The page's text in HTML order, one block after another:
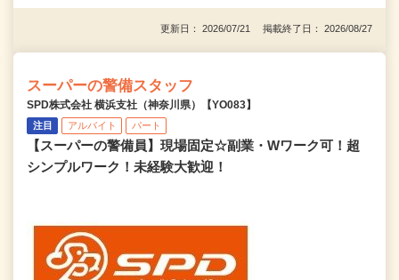
更新日： 2026/07/21 掲載終了日： 2026/08/27
スーパーの警備スタッフ
SPD株式会社 横浜支社（神奈川県）【YO083】
注目 アルバイト パート
【スーパーの警備員】現場固定☆副業・Wワーク可！超
シンプルワーク！未経験大歓迎！